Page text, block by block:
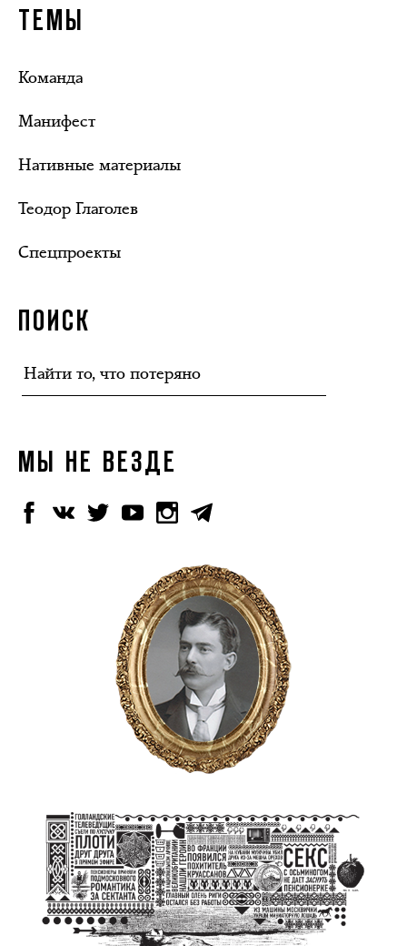
ТЕМЫ
Команда
Манифест
Нативные материалы
Теодор Глаголев
Спецпроекты
ПОИСК
МЫ НЕ ВЕЗДЕ